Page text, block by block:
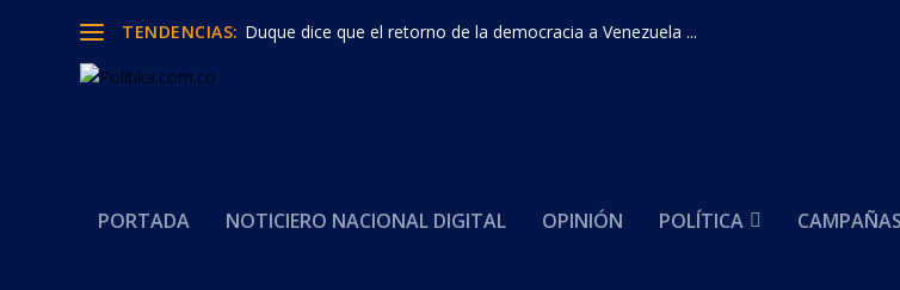
TENDENCIAS: Duque dice que el retorno de la democracia a Venezuela ...
PORTADA NOTICIERO NACIONAL DIGITAL OPINIÓN POLÍTICA